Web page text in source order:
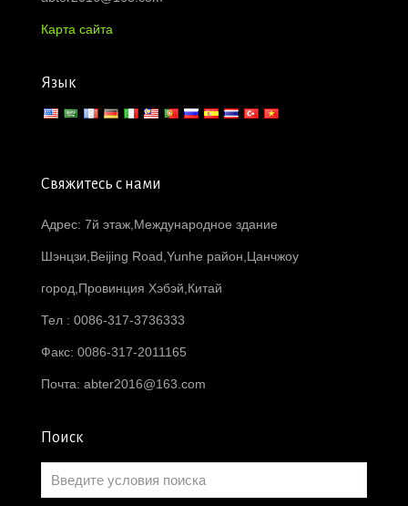
Карта сайта
Язык
Свяжитесь с нами
Адрес: 7й этаж,Международное здание
Шэнцзи,Beijing Road,Yunhe район,Цанчжоу
город,Провинция Хэбэй,Китай
Тел : 0086-317-3736333
Факс: 0086-317-2011165
Почта: abter2016@163.com
Поиск